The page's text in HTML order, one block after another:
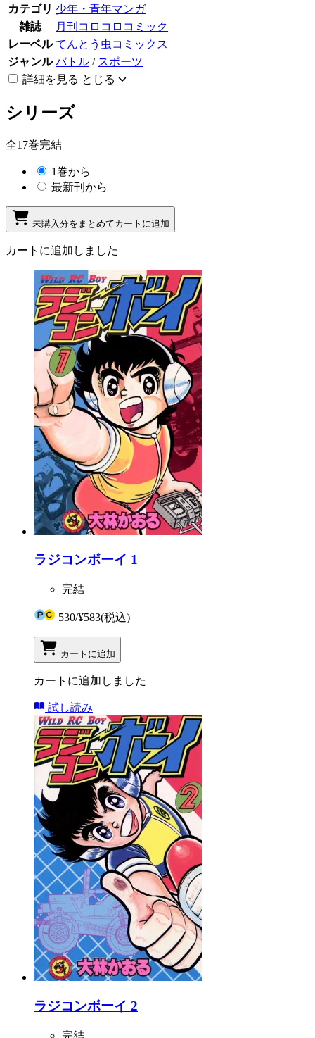
カテゴリ 少年・青年マンガ
雑誌
月刊コロコロコミック
レーベル てんとう虫コミックス
ジャンル バトル / スポーツ
詳細を見る とじる
シリーズ
全17巻完結
1巻から
最新刊から
未購入分をまとめてカートに追加
カートに追加しました
ラジコンボーイ 1
完結
530/¥583(税込)
カートに追加
カートに追加しました
試し読み
ラジコンボーイ 2
完結